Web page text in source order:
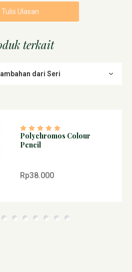
Tulis Ulasan
terkait
dari Seri
Polychromos Colour
Pencil
Rp38.000